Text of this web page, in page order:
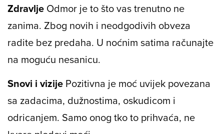
Zdravlje Odmor je to što vas trenutno ne
zanima. Zbog novih i neodgodivih obveza
radite bez predaha. U noćnim satima računajte
na moguću nesanicu.
Snovi i vizije Pozitivna je moć uvijek povezana
sa zadacima, dužnostima, oskudicom i
odricanjem. Samo onog tko to prihvaća, ne